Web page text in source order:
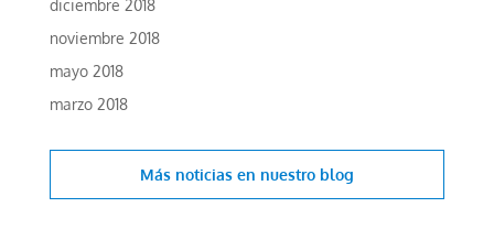
diciembre 2018
noviembre 2018
mayo 2018
marzo 2018
Más noticias en nuestro blog